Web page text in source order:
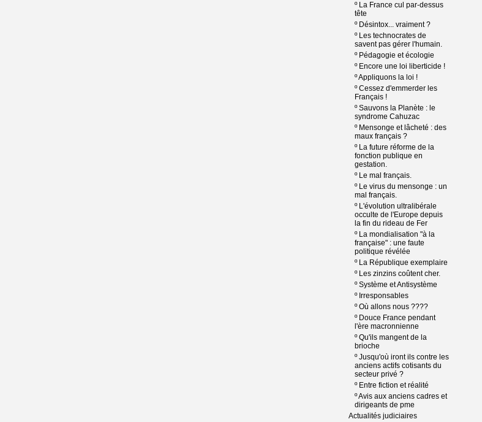
º La France cul par-dessus
tête
º Désintox... vraiment ?
º Les technocrates de
savent pas gérer l'humain.
º Pédagogie et écologie
º Encore une loi liberticide !
ºAppliquons la loi !
ºCessez d'emmerder les
Français !
ºSauvons la Planète : le
syndrome Cahuzac
º Mensonge et lâcheté : des
maux français ?
º La future réforme de la
fonction publique en
gestation.
º Le mal français.
º Le virus du mensonge : un
mal français.
º L'évolution ultralibérale
occulte de l'Europe depuis
la fin du rideau de Fer
º La mondialisation "à la
française" : une faute
politique révélée
º La République exemplaire
º Les zinzins coûtent cher.
ºSystème et Antisystème
º Irresponsables
ºOù allons nous ????
º Douce France pendant
l'ère macronnienne
ºQu'ils mangent de la
brioche
ºJusqu'où iront ils contre les
anciens actifs cotisants du
secteur privé ?
º Entre fiction et réalité
ºAvis aux anciens cadres et
dirigeants de pme
Actualités judiciaires